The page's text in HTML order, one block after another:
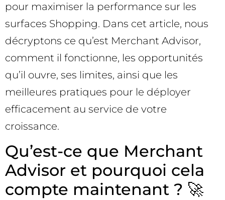
pour maximiser la performance sur les
surfaces Shopping. Dans cet article, nous
décryptons ce qu’est Merchant Advisor,
comment il fonctionne, les opportunités
qu’il ouvre, ses limites, ainsi que les
meilleures pratiques pour le déployer
efficacement au service de votre
croissance.
Qu’est-ce que Merchant
Advisor et pourquoi cela
compte maintenant ? 🚀